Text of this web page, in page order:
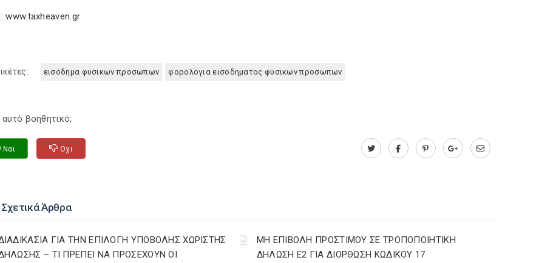
www.taxheaven.gr
εισοδημα φυσικων προσωπων φορολογια εισοδηματος φυσικων προσωπων
βοηθητικό;
Ναι Οχι
Σχετικά Άρθρα
ΓΙΑ ΤΗΝ ΕΠΙΛΟΓΗ ΥΠΟΒΟΛΗΣ ΧΩΡΙΣΤΗΣ
– ΤΙ ΠΡΕΠΕΙ ΝΑ ΠΡΟΣΕΧΟΥΝ ΟΙ
ΜΗ ΕΠΙΒΟΛΗ ΠΡΟΣΤΙΜΟΥ ΣΕ ΤΡΟΠΟΠΟΙΗΤΙΚΗ
ΔΗΛΩΣΗ Ε2 ΓΙΑ ΔΙΟΡΘΩΣΗ ΚΩΔΙΚΟΥ 17